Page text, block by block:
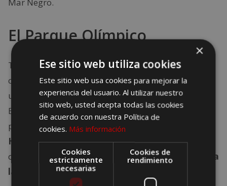
El Parque Olímpico
Tristemente conocido por el precio final de su
construcción, lo cierto es que el Parque Olímpico es
una infraestructura grandiosa, propia de los zares.
El conjunto se sitúa en el valle de Adler, donde se
pueden ver elEstadio Olímpico, la Cúpula de
Hielo o el Palacio de Skate.Todas ellas están
dispuestas siguiendo las agujas del reloj
en torno a
la Plaza de las Medallas.
×
Ese sitio web utiliza cookies
Este sitio web usa cookies para mejorar la
experiencia del usuario. Al utilizar nuestro
sitio web, usted acepta todas las cookies
de acuerdo con nuestra Política de
cookies. Más información
Cookies
estrictamente
necesarias
Cookies de
rendimiento